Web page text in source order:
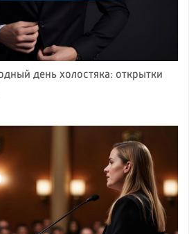
день холостяка: открытки